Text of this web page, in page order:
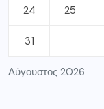
Αύγουστος 2026
24 25
31